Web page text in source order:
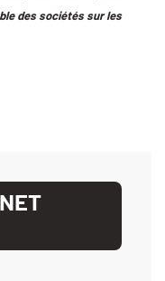
des sociétés sur les